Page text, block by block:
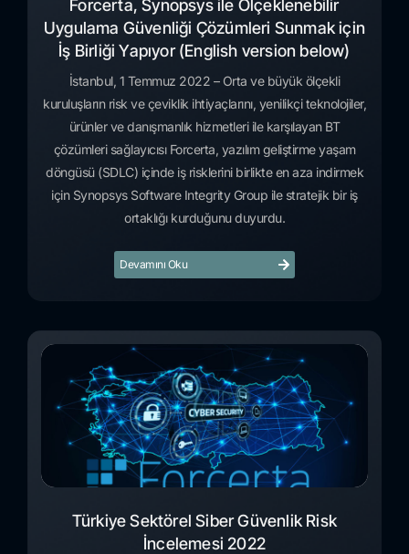
Forcerta, Synopsys ile Ölçeklenebilir
Uygulama Güvenliği Çözümleri Sunmak için
İş Birliği Yapıyor (English version below)
İstanbul, 1 Temmuz 2022 – Orta ve büyük ölçekli
kuruluşların risk ve çeviklik ihtiyaçlarını, yenilikçi teknolojiler,
ürünler ve danışmanlık hizmetleri ile karşılayan BT
çözümleri sağlayıcısı Forcerta, yazılım geliştirme yaşam
döngüsü (SDLC) içinde iş risklerini birlikte en aza indirmek
için Synopsys Software Integrity Group ile stratejik bir iş
ortaklığı kurduğunu duyurdu.
Devamını Oku
Türkiye Sektörel Siber Güvenlik Risk
İncelemesi 2022